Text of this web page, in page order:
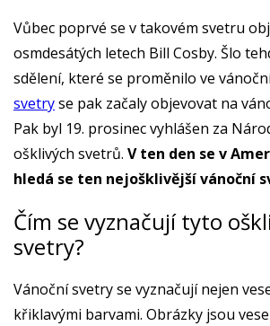
Vůbec poprvé se v takovém svetru
osmdesátých letech Bill Cosby. Šlo
sdělení, které se proměnilo ve
svetryse pak začaly objevovat na
Pak byl 19. prosinec vyhlášen za
ošklivých svetrů. V ten den se v
hledá se ten nejošklivější vánoční
Čím se vyznačují tyto
svetry?
Vánoční svetry se vyznačují nejen
křiklavými barvami. Obrázky jsou